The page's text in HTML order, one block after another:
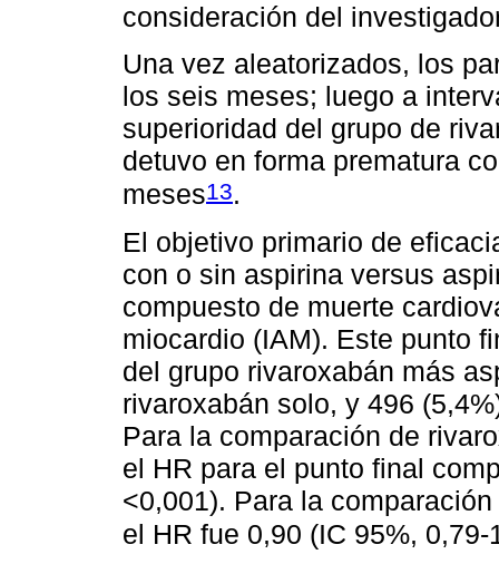
consideración del
Una vez aleatorizados, los
los seis meses; luego a
superioridad del grupo de
detuvo en forma prematura
meses13.
El objetivo primario de
con o sin aspirina versus
compuesto de muerte
miocardio (IAM). Este punto
del grupo rivaroxabán más
rivaroxabán solo, y 496
Para la comparación de
el HR para el punto final
<0,001). Para la
el HR fue 0,90 (IC 95%,